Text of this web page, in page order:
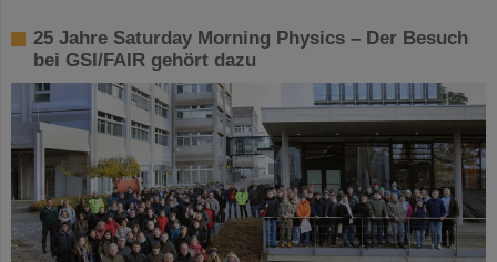
25 Jahre Saturday Morning Physics – Der Besuch
bei GSI/FAIR gehört dazu